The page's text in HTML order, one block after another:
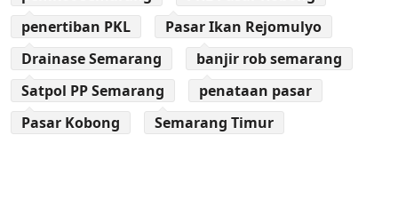
penertiban PKL
Pasar Ikan Rejomulyo
Drainase Semarang
banjir rob semarang
Satpol PP Semarang
penataan pasar
Pasar Kobong
Semarang Timur